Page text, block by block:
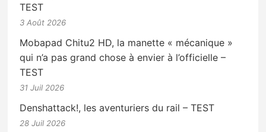
TEST
3 Août 2026
Mobapad Chitu2 HD, la manette « mécanique »
qui n’a pas grand chose à envier à l’officielle –
TEST
31 Juil 2026
Denshattack!, les aventuriers du rail – TEST
28 Juil 2026